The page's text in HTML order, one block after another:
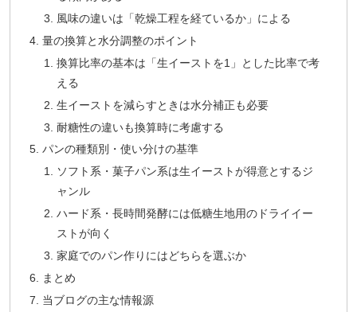
風味の違いは「乾燥工程を経ているか」による
量の換算と水分調整のポイント
換算比率の基本は「生イーストを1」とした比率で考
える
生イーストを減らすときは水分補正も必要
耐糖性の違いも換算時に考慮する
パンの種類別・使い分けの基準
ソフト系・菓子パン系は生イーストが得意とするジ
ャンル
ハード系・長時間発酵には低糖生地用のドライイー
ストが向く
家庭でのパン作りにはどちらを選ぶか
まとめ
当ブログの主な情報源